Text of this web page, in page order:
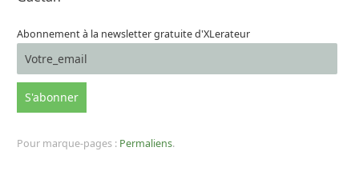
Abonnement à la newsletter gratuite d'XLerateur
Pour marque-pages : Permaliens.